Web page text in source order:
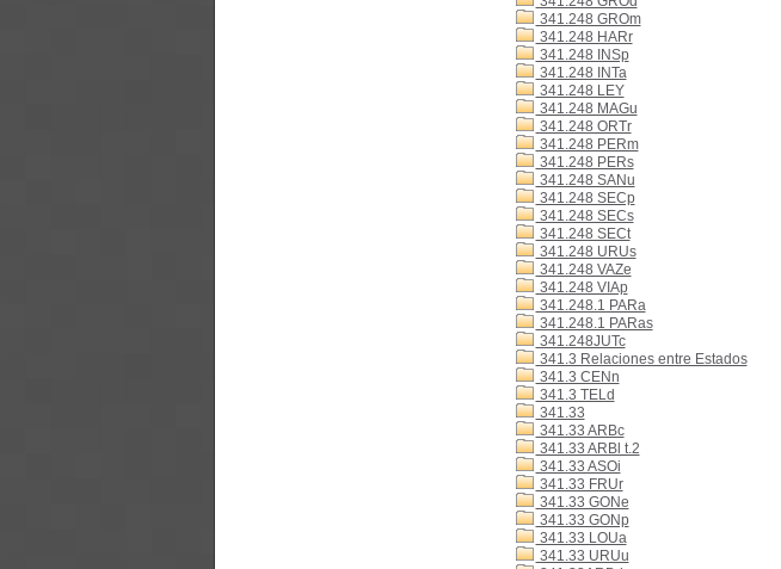
341.248 GROm
341.248 HARr
341.248 INSp
341.248 INTa
341.248 LEY
341.248 MAGu
341.248 ORTr
341.248 PERm
341.248 PERs
341.248 SANu
341.248 SECp
341.248 SECs
341.248 SECt
341.248 URUs
341.248 VAZe
341.248 VIAp
341.248.1 PARa
341.248.1 PARas
341.248JUTc
341.3 Relaciones entre Estados
341.3 CENn
341.3 TELd
341.33
341.33 ARBc
341.33 ARBl t.2
341.33 ASOi
341.33 FRUr
341.33 GONe
341.33 GONp
341.33 LOUa
341.33 URUu